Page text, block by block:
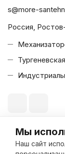
Мы
Наш сайт
s@more-
Россия,
© 2026 Море